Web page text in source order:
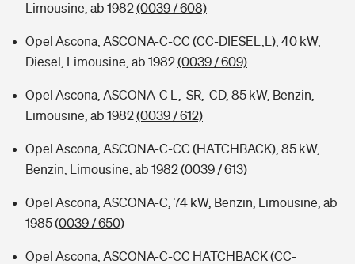
Limousine, ab 1982(0039 / 608)
Opel Ascona, ASCONA-C-CC (CC-DIESEL,L), 40 kW,
Diesel, Limousine, ab 1982(0039 / 609)
Opel Ascona, ASCONA-C L,-SR,-CD, 85 kW, Benzin,
Limousine, ab 1982(0039 / 612)
Opel Ascona, ASCONA-C-CC (HATCHBACK), 85 kW,
Benzin, Limousine, ab 1982(0039 / 613)
Opel Ascona, ASCONA-C, 74 kW, Benzin, Limousine, ab
1985(0039 / 650)
Opel Ascona, ASCONA-C-CC HATCHBACK (CC-